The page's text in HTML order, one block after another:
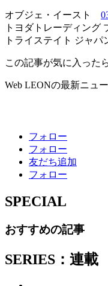
オブジェ・イースト
トヨダトレーディング
トライステイト ジャ
この記事が気に入った
Web LEONの最新ニュ
フォロー
フォロー
友だち追加
フォロー
SPECIAL
おすすめの記事
SERIES：連載